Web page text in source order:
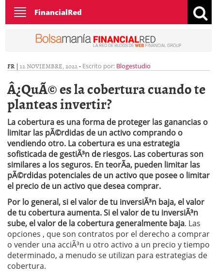
Toggle
navigation
FinancialRed
FR | 12 NOVIEMBRE, 2022- Escrito por: Blogestudio
Â¿QuÃ© es la cobertura cuando te
planteas invertir?
La cobertura es una forma de proteger las ganancias o
limitar las pÃ©rdidas de un activo comprando o
vendiendo otro. La cobertura es una estrategia
sofisticada de gestiÃ³n de riesgos. Las coberturas son
similares a los seguros. En teorÃ­a, pueden limitar las
pÃ©rdidas potenciales de un activo que posee o limitar
el precio de un activo que desea comprar.
Por lo general, si el valor de tu inversiÃ³n baja, el valor
de tu cobertura aumenta. Si el valor de tu inversiÃ³n
sube, el valor de la cobertura generalmente baja. Las
opciones , que son contratos por el derecho a comprar
o vender una acciÃ³n u otro activo a un precio y tiempo
determinado, a menudo se utilizan para estrategias de
cobertura.